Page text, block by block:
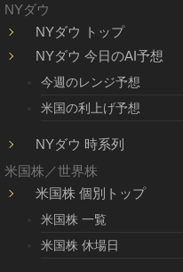
NYダウ
NYダウ トップ
NYダウ 今日のAI予想
今週のレンジ予想
米国の利上げ予想
NYダウ 時系列
米国株／世界株
米国株 個別トップ
米国株 一覧
米国株 休場日